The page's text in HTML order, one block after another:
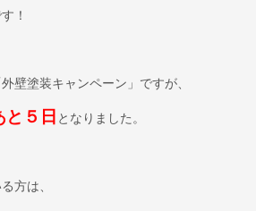
！
壁塗装キャンペーン」ですが、
と５日 となりました。
方は、